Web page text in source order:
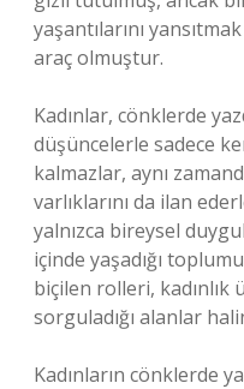
yaşantılarını
araç olmuştur.
Kadınlar, cönklerde
düşüncelerle sadece
kalmazlar, aynı
varlıklarını da ilan
yalnızca bireysel
içinde yaşadığı
biçilen rolleri, kadınlık
sorguladığı alanlar
Kadınların cönklerde